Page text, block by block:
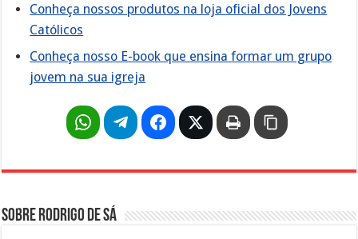
Conheça nossos produtos na loja oficial dos Jovens
Católicos
Conheça nosso E-book que ensina formar um grupo
jovem na sua igreja
Sobre Rodrigo de Sá